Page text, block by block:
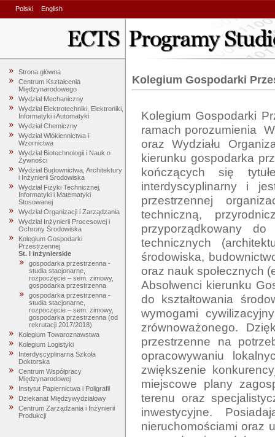
Polski English
Strona główna
Centrum Kształcenia
Międzynarodowego
Wydział Mechaniczny
Wydział Elektrotechniki, Elektroniki,
Informatyki i Automatyki
Wydział Chemiczny
Wydział Włókiennictwa i
Wzornictwa
Wydział Biotechnologii i Nauk o
Żywności
Wydział Budownictwa, Architektury
i Inżynierii Środowiska
Wydział Fizyki Technicznej,
Informatyki i Matematyki
Stosowanej
Wydział Organizacji i Zarządzania
Wydział Inżynierii Procesowej i
Ochrony Środowiska
Kolegium Gospodarki
Przestrzennej
St. I inżynierskie
gospodarka przestrzenna -
studia stacjonarne,
rozpoczęcie – sem. zimowy,
gospodarka przestrzenna
gospodarka przestrzenna -
studia stacjonarne,
rozpoczęcie – sem. zimowy,
gospodarka przestrzenna (od
rekrutacji 2017/2018)
Kolegium Towaroznawstwa
Kolegium Logistyki
Interdyscyplinarna Szkoła
Doktorska
Centrum Współpracy
Międzynarodowej
Instytut Papiernictwa i Poligrafii
Dziekanat Międzywydziałowy
Centrum Zarządzania i Inżynierii
Produkcji
Kolegium Gospodarki
Kolegium Gospodarki
ramach porozumienia
oraz Wydziału
kierunku gospodarka
kończących się
interdyscyplinarny i
przestrzennej
techniczną,
przyporządkowany
technicznych
środowiska,
oraz nauk społecznych
Absolwenci kierunku
do kształtowania
wymogami
zrównoważonego.
przestrzenne na
opracowywaniu
zwiększenie
miejscowe plany
terenu oraz
inwestycyjne.
nieruchomościami oraz